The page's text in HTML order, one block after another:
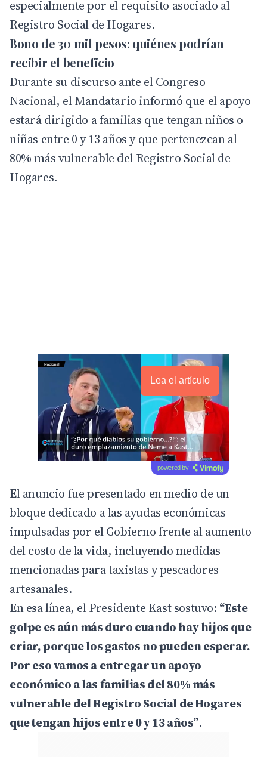
especialmente por el requisito asociado al
Registro Social de Hogares.
Bono de 30 mil pesos: quiénes podrían
recibir el beneficio
Durante su discurso ante el Congreso
Nacional, el Mandatario informó que el apoyo
estará dirigido a familias que tengan niños o
niñas entre 0 y 13 años y que pertenezcan al
80% más vulnerable del Registro Social de
Hogares.
Lea el artículo
powered by
El anuncio fue presentado en medio de un
bloque dedicado a las ayudas económicas
impulsadas por el Gobierno frente al aumento
del costo de la vida, incluyendo medidas
mencionadas para taxistas y pescadores
artesanales.
En esa línea, el Presidente Kast sostuvo: “Este
golpe es aún más duro cuando hay hijos que
criar, porque los gastos no pueden esperar.
Por eso vamos a entregar un apoyo
económico a las familias del 80% más
vulnerable del Registro Social de Hogares
que tengan hijos entre 0 y 13 años”.